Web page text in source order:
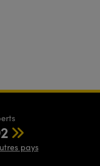
pays